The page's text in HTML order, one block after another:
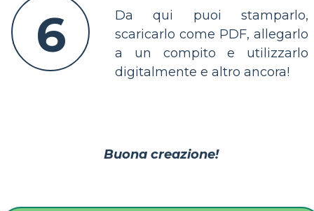
6
Da qui puoi stamparlo,
scaricarlo come PDF, allegarlo
a un compito e utilizzarlo
digitalmente e altro ancora!
Buona creazione!